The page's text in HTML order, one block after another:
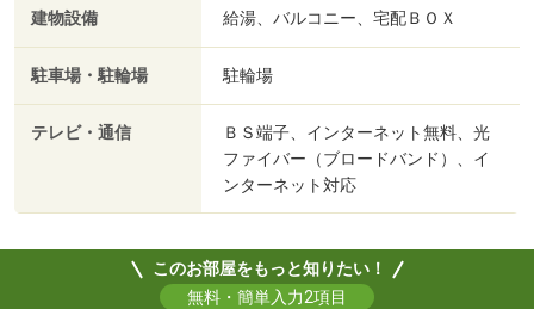
建物設備 給湯、バルコニー、宅配ＢＯＸ
駐車場・駐輪場 駐輪場
テレビ・通信
ＢＳ端子、インターネット無料、光
ファイバー（ブロードバンド）、イ
ンターネット対応
このお部屋をもっと知りたい！
無料・簡単入力2項目